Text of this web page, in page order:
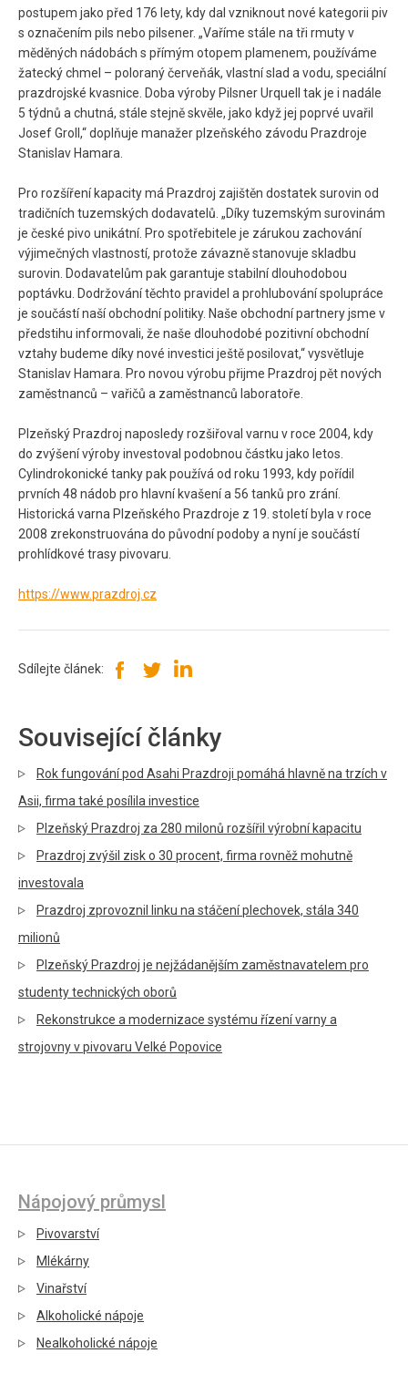
postupem jako před 176 lety, kdy dal vzniknout nové kategorii piv
s označením pils nebo pilsener. „Vaříme stále na tři rmuty v
měděných nádobách s přímým otopem plamenem, používáme
žatecký chmel – poloraný červeňák, vlastní slad a vodu, speciální
prazdrojské kvasnice. Doba výroby Pilsner Urquell tak je i nadále
5 týdnů a chutná, stále stejně skvěle, jako když jej poprvé uvařil
Josef Groll,“ doplňuje manažer plzeňského závodu Prazdroje
Stanislav Hamara.
Pro rozšíření kapacity má Prazdroj zajištěn dostatek surovin od
tradičních tuzemských dodavatelů. „Díky tuzemským surovinám
je české pivo unikátní. Pro spotřebitele je zárukou zachování
výjimečných vlastností, protože závazně stanovuje skladbu
surovin. Dodavatelům pak garantuje stabilní dlouhodobou
poptávku. Dodržování těchto pravidel a prohlubování spolupráce
je součástí naší obchodní politiky. Naše obchodní partnery jsme v
předstihu informovali, že naše dlouhodobé pozitivní obchodní
vztahy budeme díky nové investici ještě posilovat,“ vysvětluje
Stanislav Hamara. Pro novou výrobu přijme Prazdroj pět nových
zaměstnanců – vařičů a zaměstnanců laboratoře.
Plzeňský Prazdroj naposledy rozšiřoval varnu v roce 2004, kdy
do zvýšení výroby investoval podobnou částku jako letos.
Cylindrokonické tanky pak používá od roku 1993, kdy pořídil
prvních 48 nádob pro hlavní kvašení a 56 tanků pro zrání.
Historická varna Plzeňského Prazdroje z 19. století byla v roce
2008 zrekonstruována do původní podoby a nyní je součástí
prohlídkové trasy pivovaru.
https://www.prazdroj.cz
Sdílejte článek:
Související články
Rok fungování pod Asahi Prazdroji pomáhá hlavně na trzích v
Asii, firma také posílila investice
Plzeňský Prazdroj za 280 milonů rozšířil výrobní kapacitu
Prazdroj zvýšil zisk o 30 procent, firma rovněž mohutně
investovala
Prazdroj zprovoznil linku na stáčení plechovek, stála 340
milionů
Plzeňský Prazdroj je nejžádanějším zaměstnavatelem pro
studenty technických oborů
Rekonstrukce a modernizace systému řízení varny a
strojovny v pivovaru Velké Popovice
Nápojový průmysl
Pivovarství
Mlékárny
Vinařství
Alkoholické nápoje
Nealkoholické nápoje